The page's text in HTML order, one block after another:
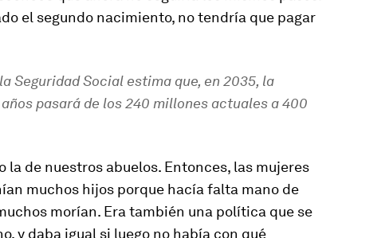
el segundo nacimiento, no tendría que pagar
Seguridad Social estima que, en 2035, la
pasará de los 240 millones actuales a 400
la de nuestros abuelos. Entonces, las mujeres
muchos hijos porque hacía falta mano de
morían. Era también una política que se
y daba igual si luego no había con qué